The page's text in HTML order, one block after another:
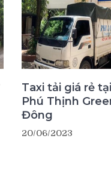
Taxi tải giá rẻ
Phú Thịnh
Đông
20/06/2023